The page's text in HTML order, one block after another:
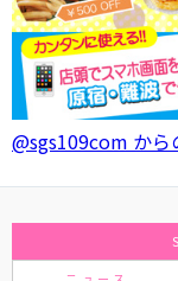
@sgs109com から